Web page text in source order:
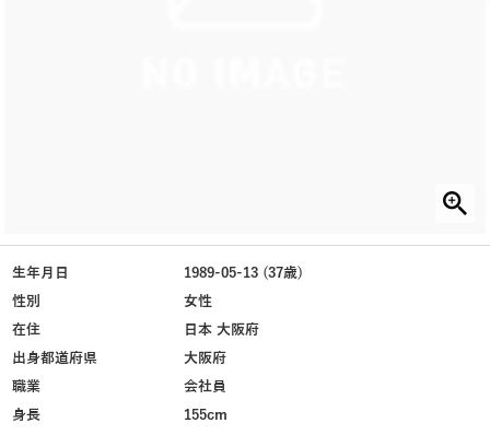
生年月日
1989-05-13 (37歳)
性別
女性
在住
日本 大阪府
出身都道府県
大阪府
職業
会社員
身長
155cm